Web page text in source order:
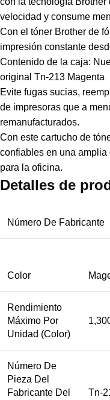
velocidad y consume
Con el tóner Brother de
impresión constante
Contenido de la caja:
original Tn-213 Magenta
Evite fugas sucias,
de impresoras que a
remanufacturados.
Con este cartucho de
confiables en una
para la oficina.
Detalles de
Número De Fabricante
Color
Rendimiento
Máximo Por
Unidad (Color)
Número De
Pieza Del
Fabricante Del
Tn-